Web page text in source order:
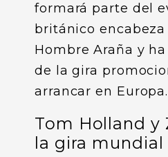
formará parte del
británico
Hombre Araña y
de la gira
arrancar en Europa.
Tom Holland y
la gira mundial